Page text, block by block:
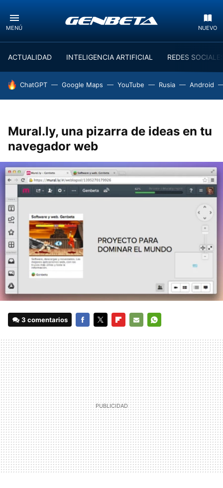
MENÚ NUEVO
ACTUALIDAD INTELIGENCIA ARTIFICIAL REDES
HOY SE HABLA DE
ChatGPT Google Maps YouTube Rusia Android
Mural.ly, una pizarra de ideas en tu
navegador web
3 comentarios
MAIL